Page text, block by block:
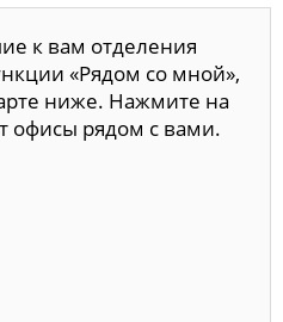
к вам отделения
«Рядом со мной»,
ниже. Нажмите на
офисы рядом с вами.